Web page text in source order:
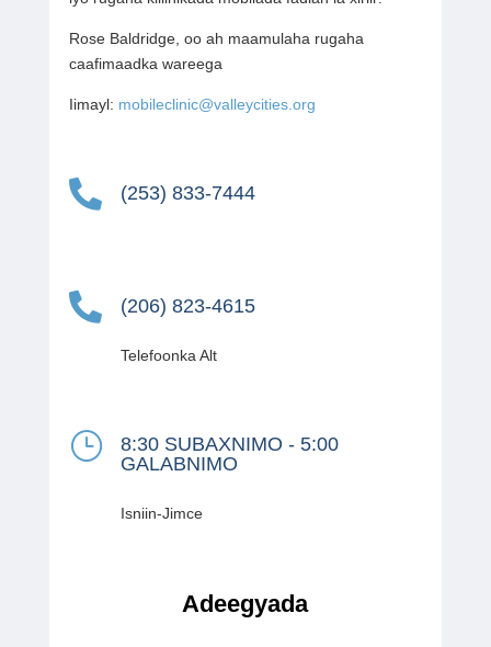
Rose Baldridge, oo ah maamulaha rugaha
caafimaadka wareega
Iimayl: mobileclinic@valleycities.org
 (253) 833-7444
 (206) 823-4615
Telefoonka Alt
}
8:30 SUBAXNIMO - 5:00
GALABNIMO
Isniin-Jimce
Adeegyada